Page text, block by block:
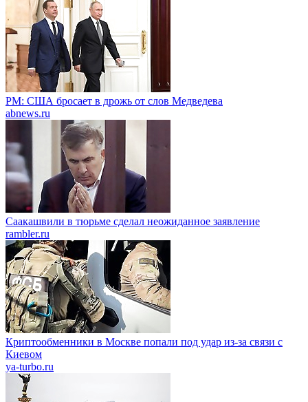
PM: США бросает в дрожь от слов Медведева
abnews.ru
Саакашвили в тюрьме сделал неожиданное заявление
rambler.ru
Криптообменники в Москве попали под удар из-за связи с
Киевом
ya-turbo.ru